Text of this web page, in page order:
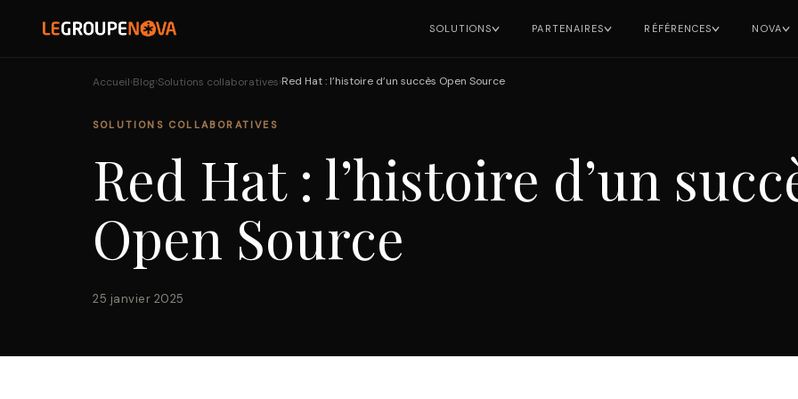
SOLUTIONS PARTENAIRES RÉFÉRENCES NOVA
PARTENAIRES
Accueil›Blog›Solutions collaboratives›Red Hat : l’histoire d’un succès Open Source
SOLUTIONS COLLABORATIVES
Red Hat : l’histoire d’un
Open Source
25 janvier 2025